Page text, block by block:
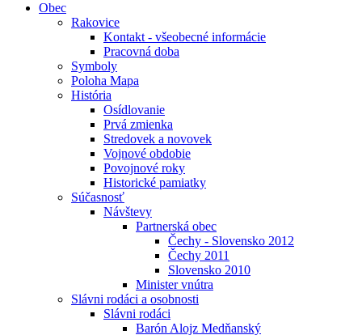
Obec
Rakovice
Kontakt - všeobecné informácie
Pracovná doba
Symboly
Poloha Mapa
História
Osídlovanie
Prvá zmienka
Stredovek a novovek
Vojnové obdobie
Povojnové roky
Historické pamiatky
Súčasnosť
Návštevy
Partnerská obec
Čechy - Slovensko 2012
Čechy 2011
Slovensko 2010
Minister vnútra
Slávni rodáci a osobnosti
Slávni rodáci
Barón Alojz Medňanský